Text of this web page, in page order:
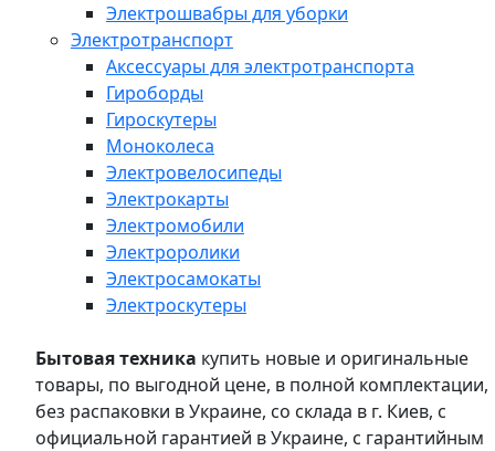
Электрошвабры для уборки
Электротранспорт
Аксессуары для электротранспорта
Гироборды
Гироскутеры
Моноколеса
Электровелосипеды
Электрокарты
Электромобили
Электроролики
Электросамокаты
Электроскутеры
Бытовая техника купить новые и оригинальные
товары, по выгодной цене, в полной комплектации,
без распаковки в Украине, со склада в г. Киев, с
официальной гарантией в Украине, с гарантийным